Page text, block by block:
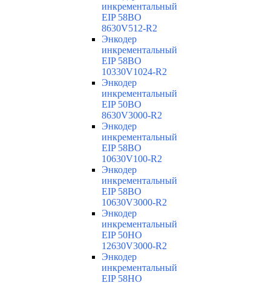
инкрементальный
EIP 58BO
8630V512-R2
Энкодер
инкрементальный
EIP 58BO
10330V1024-R2
Энкодер
инкрементальный
EIP 50BO
8630V3000-R2
Энкодер
инкрементальный
EIP 58BO
10630V100-R2
Энкодер
инкрементальный
EIP 58BO
10630V3000-R2
Энкодер
инкрементальный
EIP 50HO
12630V3000-R2
Энкодер
инкрементальный
EIP 58HO